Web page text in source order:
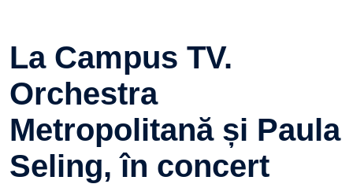
La Campus TV.
Orchestra
Metropolitană și Paula
Seling, în concert